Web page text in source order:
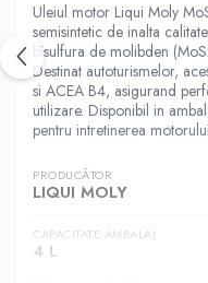
Uleiul motor Liqui Moly
semisintetic de inalta
bisulfura de molibden
Destinat autoturismelor,
si ACEA B4, asigurand
utilizare. Disponibil in
pentru intretinerea
PRODUCĂTOR
LIQUI MOLY
CAPACITATE AMBALAJ
4 L